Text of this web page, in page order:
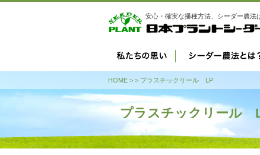
安心・確実な播種方法、シーダー農法
HOME > > プラスチックリール LP
プラスチックリール